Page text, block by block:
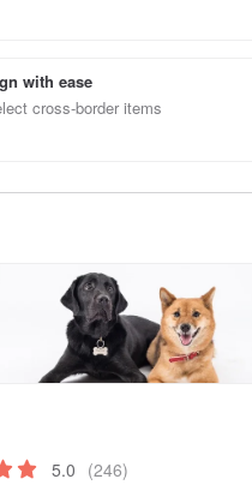
with ease
cross-border items
5.0 (246)